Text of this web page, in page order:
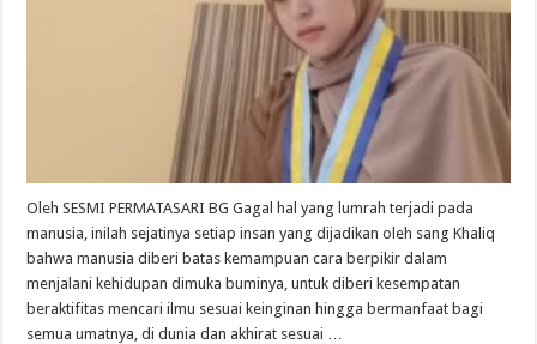
Oleh SESMI PERMATASARI BG Gagal hal yang lumrah terjadi pada
manusia, inilah sejatinya setiap insan yang dijadikan oleh sang Khaliq
bahwa manusia diberi batas kemampuan cara berpikir dalam
menjalani kehidupan dimuka buminya, untuk diberi kesempatan
beraktifitas mencari ilmu sesuai keinginan hingga bermanfaat bagi
semua umatnya, di dunia dan akhirat sesuai …